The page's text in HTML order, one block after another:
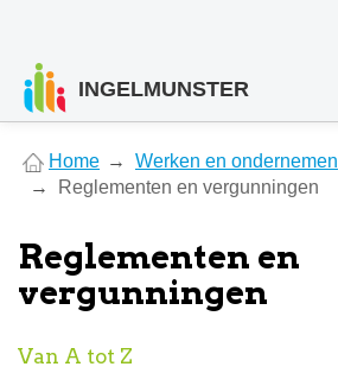
INGELMUNSTER
are
here
Home Werken en ondernemen
Reglementen en vergunningen
Reglementen en
vergunningen
Van A tot Z